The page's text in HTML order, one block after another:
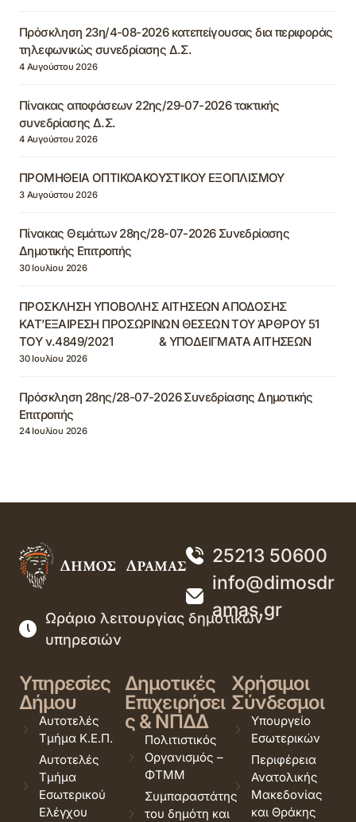
Πρόσκληση 23η/4-08-2026 κατεπείγουσας δια περιφοράς
τηλεφωνικώς συνεδρίασης Δ.Σ.
4 Αυγούστου 2026
Πίνακας αποφάσεων 22ης/29-07-2026 τακτικής
συνεδρίασης Δ.Σ.
4 Αυγούστου 2026
ΠΡΟΜΗΘΕΙΑ ΟΠΤΙΚΟΑΚΟΥΣΤΙΚΟΥ ΕΞΟΠΛΙΣΜΟΥ
3 Αυγούστου 2026
Πίνακας Θεμάτων 28ης/28-07-2026 Συνεδρίασης
Δημοτικής Επιτροπής
30 Ιουλίου 2026
ΠΡΟΣΚΛΗΣΗ ΥΠΟΒΟΛΗΣ ΑΙΤΗΣΕΩΝ ΑΠΟΔΟΣΗΣ
ΚΑΤ’ΕΞΑΙΡΕΣΗ ΠΡΟΣΩΡΙΝΩΝ ΘΕΣΕΩΝ ΤΟΥ ΆΡΘΡΟΥ 51
ΤΟΥ ν.4849/2021 & ΥΠΟΔΕΙΓΜΑΤΑ ΑΙΤΗΣΕΩΝ
30 Ιουλίου 2026
Πρόσκληση 28ης/28-07-2026 Συνεδρίασης Δημοτικής
Επιτροπής
24 Ιουλίου 2026
25213 50600
info@dimosdr
amas.gr
Ωράριο λειτουργίας δημοτικών
υπηρεσιών
Υπηρεσίες
Δήμου
Αυτοτελές
Τμήμα Κ.Ε.Π.
Αυτοτελές
Τμήμα
Εσωτερικού
Ελέγχου
Δημοτικές
Επιχειρήσει
ς & ΝΠΔΔ
Πολιτιστικός
Οργανισμός –
ΦΤΜΜ
Συμπαραστάτης
του δημότη και
Χρήσιμοι
Σύνδεσμοι
Υπουργείο
Εσωτερικών
Περιφέρεια
Ανατολικής
Μακεδονίας
και Θράκης